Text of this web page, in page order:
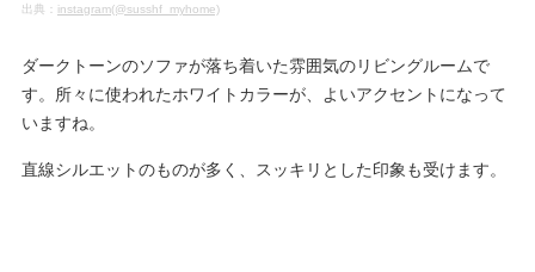
出典： instagram(@susshf_myhome)
ダークトーンのソファが落ち着いた雰囲気のリビングルームで
す。所々に使われたホワイトカラーが、よいアクセントになって
いますね。
直線シルエットのものが多く、スッキリとした印象も受けます。